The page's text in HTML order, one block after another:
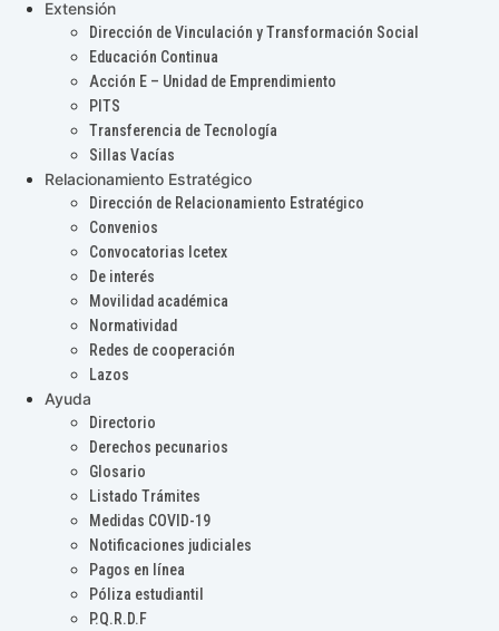
Extensión
Dirección de Vinculación y Transformación Social
Educación Continua
Acción E – Unidad de Emprendimiento
PITS
Transferencia de Tecnología
Sillas Vacías
Relacionamiento Estratégico
Dirección de Relacionamiento Estratégico
Convenios
Convocatorias Icetex
De interés
Movilidad académica
Normatividad
Redes de cooperación
Lazos
Ayuda
Directorio
Derechos pecunarios
Glosario
Listado Trámites
Medidas COVID-19
Notificaciones judiciales
Pagos en línea
Póliza estudiantil
P.Q.R.D.F